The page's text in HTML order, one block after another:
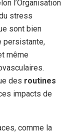
l’Organisation
stress
sont bien
persistante,
même
des routines
impacts de
comme la